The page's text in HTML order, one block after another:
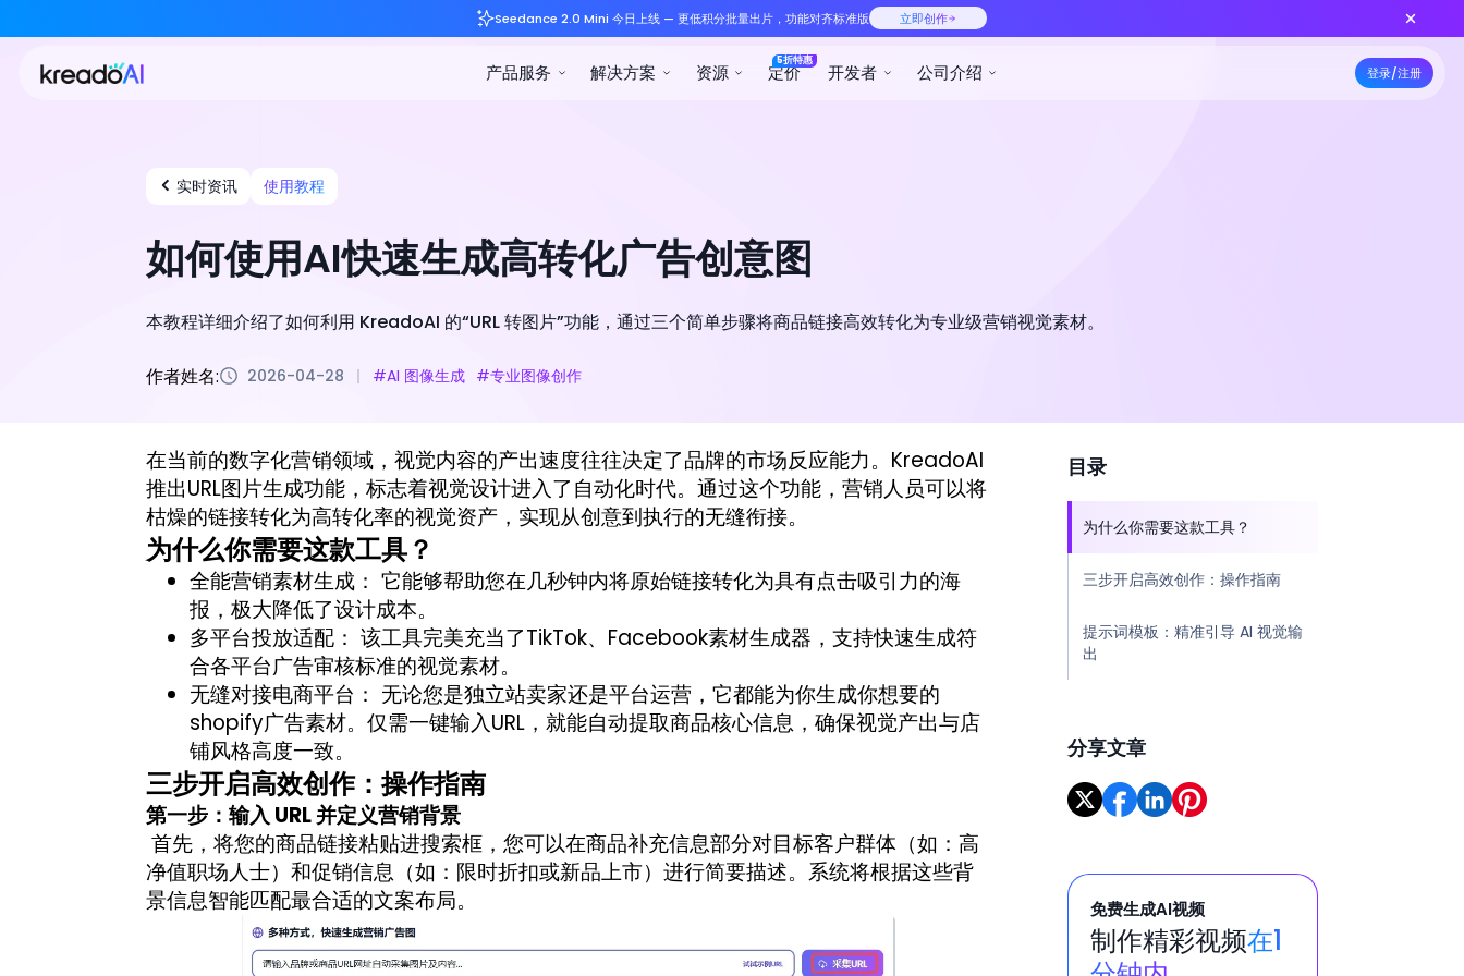
Seedance 2.0 Mini 今日上线 — 更低积分批量出片，功能对齐标准版
实时资讯 使用教程
如何使用AI快速生成高转化广告创意图
本教程详细介绍了如何利用 KreadoAI 的“URL 转图片”功能，通过三个简单步骤将商品链接高效转化为专业级营销视觉素材。
作者姓名: 2026-04-28 #AI 图像生成 #专业图像创作
在当前的数字化营销领域，视觉内容的产出速度往往决定了品牌的市场反应能力。KreadoAI
推出URL图片生成功能，标志着视觉设计进入了自动化时代。通过这个功能，营销人员可以将
枯燥的链接转化为高转化率的视觉资产，实现从创意到执行的无缝衔接。
为什么你需要这款工具？
全能营销素材生成： 它能够帮助您在几秒钟内将原始链接转化为具有点击吸引力的海
报，极大降低了设计成本。
多平台投放适配： 该工具完美充当了TikTok、Facebook素材生成器，支持快速生成符
合各平台广告审核标准的视觉素材。
无缝对接电商平台： 无论您是独立站卖家还是平台运营，它都能为你生成你想要的
shopify广告素材。仅需一键输入URL，就能自动提取商品核心信息，确保视觉产出与店
铺风格高度一致。
三步开启高效创作：操作指南
第一步：输入 URL 并定义营销背景
首先，将您的商品链接粘贴进搜索框，您可以在商品补充信息部分对目标客户群体（如：高
净值职场人士）和促销信息（如：限时折扣或新品上市）进行简要描述。系统将根据这些背
景信息智能匹配最合适的文案布局。
目录
为什么你需要这款工具？
三步开启高效创作：操作指南
提示词模板：精准引导 AI 视觉输
出
分享文章
免费生成AI视频
制作精彩视频在1